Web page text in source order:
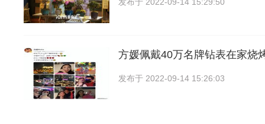
方媛佩戴40万名牌钻表在家烧
发布于 2022-09-14 15:26:03